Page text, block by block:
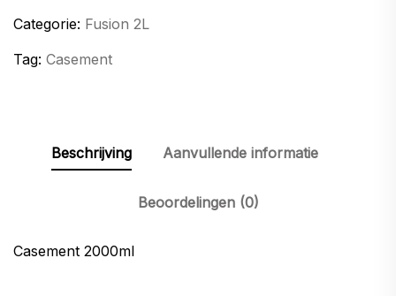
Categorie: Fusion 2L
Tag: Casement
Beschrijving Aanvullende informatie
Beoordelingen (0)
Casement 2000ml